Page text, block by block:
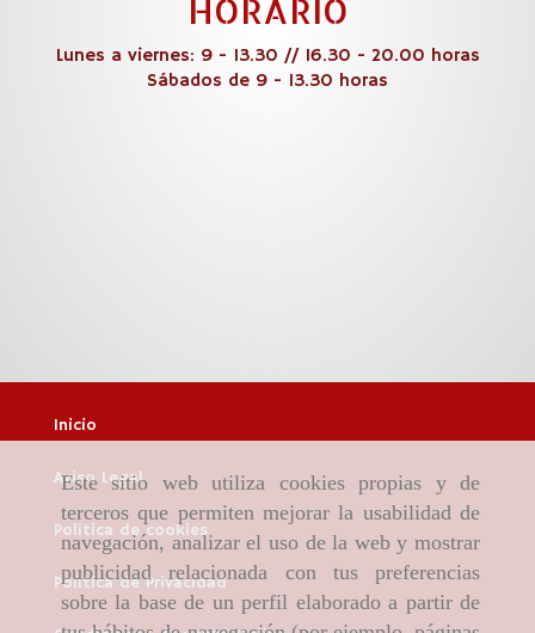
Este sitio web utiliza cookies propias y de
terceros que permiten mejorar la usabilidad de
navegación, analizar el uso de la web y mostrar
publicidad relacionada con tus preferencias
sobre la base de un perfil elaborado a partir de
HORARIO
Lunes a viernes: 9 - 13.30 // 16.30 - 20.00 horas
Sábados de 9 - 13.30 horas
Inicio
Aviso Legal
Política de cookies
Política de Privacidad